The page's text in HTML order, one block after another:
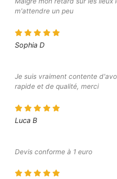
m'attendre un peu
Sophia D
Je suis vraiment contente
rapide et de qualité, merci
Luca B
Devis conforme à 1 euro